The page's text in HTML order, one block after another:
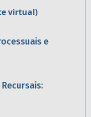
virtual)
e